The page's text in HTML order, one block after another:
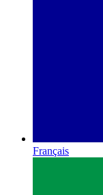
Français